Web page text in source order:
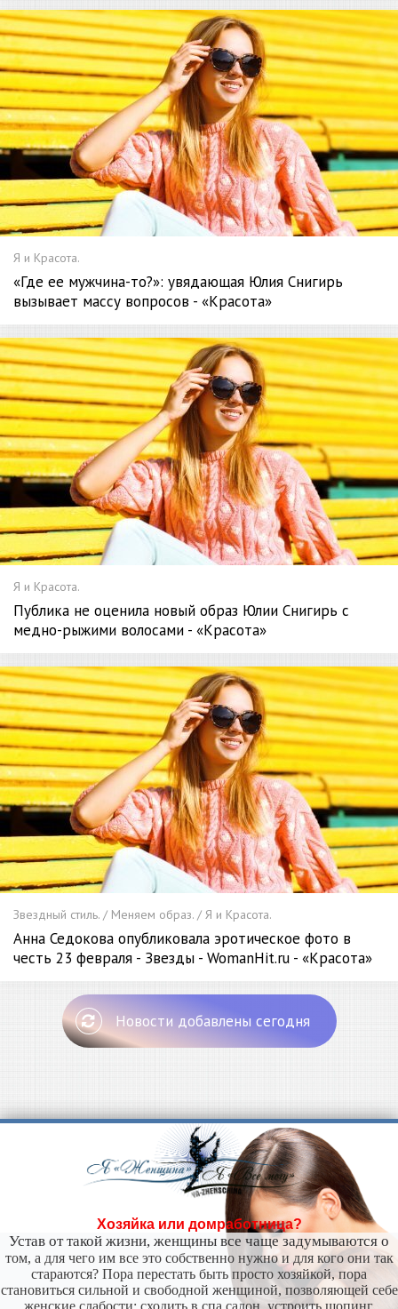
Я и Красота.
«Где ее мужчина-то?»: увядающая Юлия Снигирь
вызывает массу вопросов - «Красота»
Я и Красота.
Публика не оценила новый образ Юлии Снигирь с
медно-рыжими волосами - «Красота»
Звездный стиль. / Меняем образ. / Я и Красота.
Анна Седокова опубликовала эротическое фото в
честь 23 февраля - Звезды - WomanHit.ru - «Красота»
Новости добавлены сегодня
Хозяйка или домработница?
Устав от такой жизни, женщины все чаще задумываются о
том, а для чего им все это собственно нужно и для кого они так
стараются? Пора перестать быть просто хозяйкой, пора
становиться сильной и свободной женщиной, позволяющей себе
женские слабости: сходить в спа салон, устроить шопинг,